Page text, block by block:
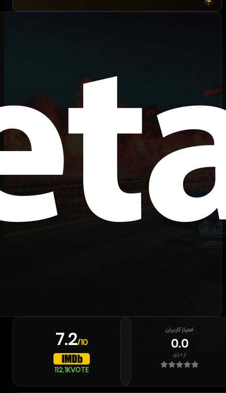
7.2/10
112.1KVOTE
امتیاز کاربران
0.0
از۰رای